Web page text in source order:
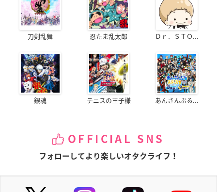
刀剣乱舞 忍たま乱太郎 Ｄｒ．ＳＴＯ...
銀魂 テニスの王子様 あんさんぶる...
OFFICIAL SNS
フォローしてより楽しいオタクライフ！